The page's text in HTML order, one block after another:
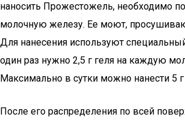
наносить Прожестожель, необходимо
молочную железу. Ее моют,
Для нанесения используют
один раз нужно 2,5 г геля на каждую
Максимально в сутки можно нанести 5 г
После его распределения по всей